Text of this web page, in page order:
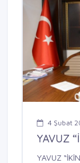
4 Şubat
YAVUZ
YAVUZ